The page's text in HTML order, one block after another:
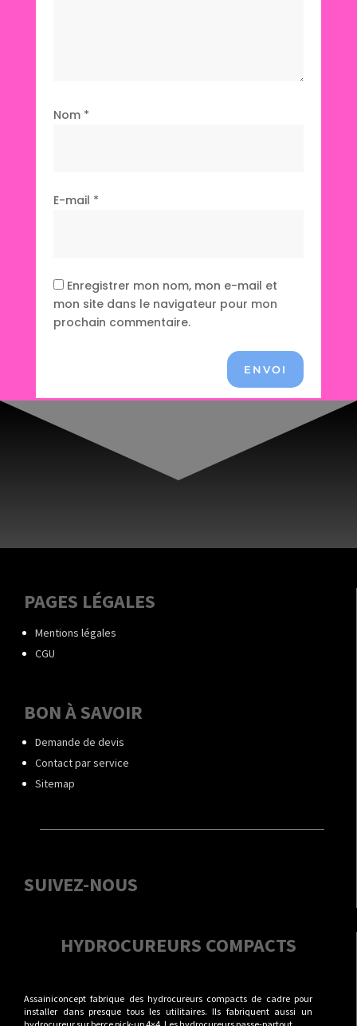
Nom *
E-mail *
Enregistrer mon nom, mon e-mail et
mon site dans le navigateur pour mon
prochain commentaire.
ENVOI
PAGES LÉGALES
Mentions légales
CGU
BON À SAVOIR
Demande de devis
Contact par service
Sitemap
SUIVEZ-NOUS
HYDROCUREURS COMPACTS
Assainiconcept fabrique des hydrocureurs compacts de cadre pour
installer dans presque tous les utilitaires. Ils fabriquent aussi un